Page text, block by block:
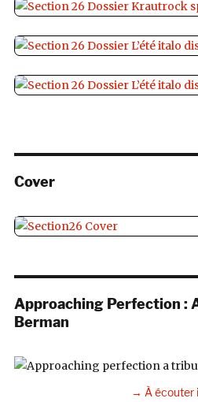
Cover
Approaching Perfection :
Berman
→ À écouter